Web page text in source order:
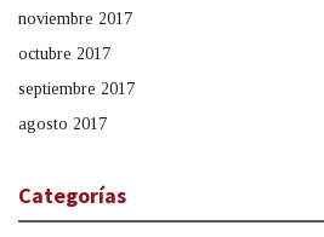
noviembre 2017
octubre 2017
septiembre 2017
agosto 2017
Categorías